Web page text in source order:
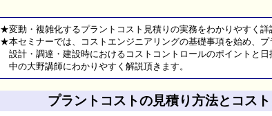
★変動・複雑化するプラントコスト見積りの実務をわかりやすく詳
★本セミナーでは、コストエンジニアリングの基礎事項を始め、プ
設計・調達・建設時におけるコストコントロールのポイントと
中の大野講師にわかりやすく解説頂きます。
プラントコストの見積り方法とコス